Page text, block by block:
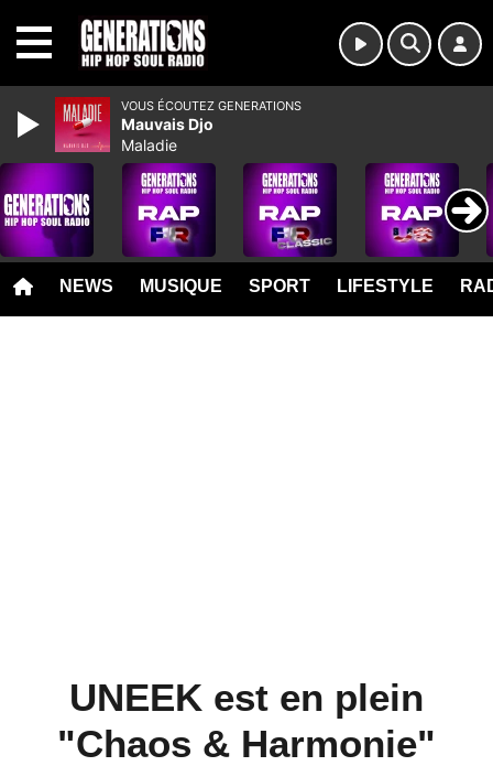
NEWS MUSIQUE SPORT LIFESTYLE
UNEEK est en plein
"Chaos & Harmonie"
VOUS ÉCOUTEZ GENERATIONS
Mauvais Djo
Maladie